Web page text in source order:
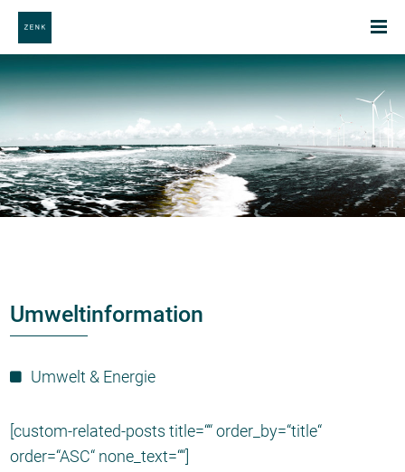
Umweltinformation
Umwelt & Energie
[custom-related-posts title=““ order_by=“title“
order=“ASC“ none_text=““]